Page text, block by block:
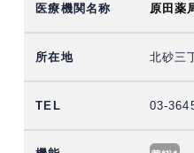
原田薬
北砂三
03-